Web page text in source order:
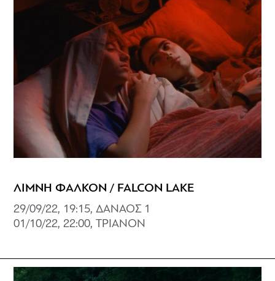
ΛΙΜΝΗ ΦΑΛΚΟΝ / FALCON LAKE
29/09/22, 19:15, ΔΑΝΑΟΣ 1
01/10/22, 22:00, ΤΡΙΑΝΟΝ